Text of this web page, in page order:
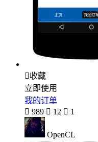
收藏
立即使用
我的订单
 989  12  1
OpenCL